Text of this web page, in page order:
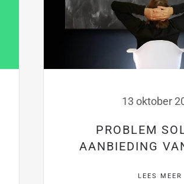
13 oktober
PROBLEM
AANBIEDING
LEES MEER